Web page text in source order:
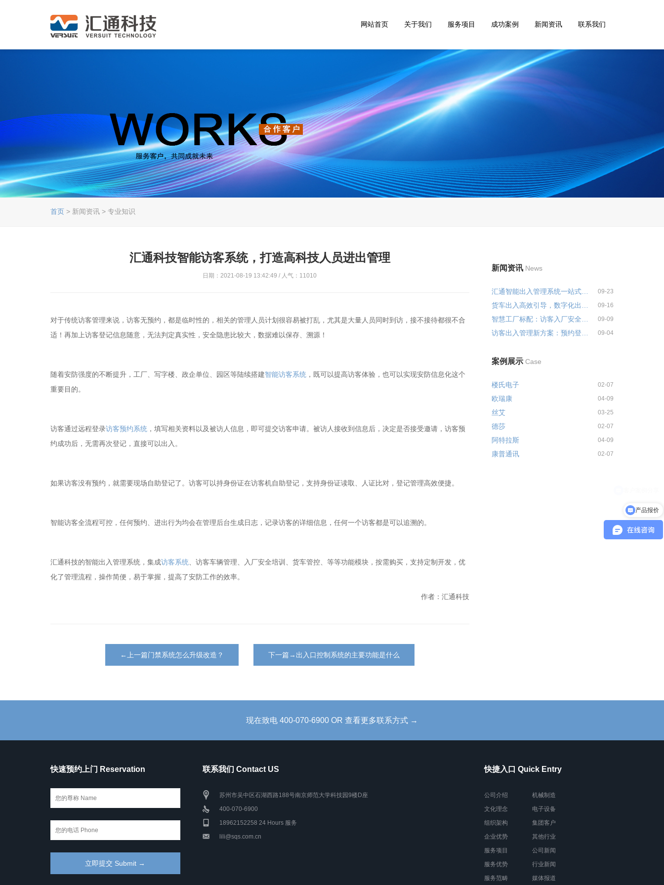
网站首页 关于我们 服务项目 成功案例 新闻资讯 联系我们
首页 > 新闻资讯 > 专业知识
汇通科技智能访客系统，打造高科技人员进出管理
日期：2021-08-19 13:42:49 / 人气：11010
对于传统访客管理来说，访客无预约，都是临时性的，相关的管理人员计划很容易被打乱，尤其是大量人员同时到访，接不接待都很不合
适！再加上访客登记信息随意，无法判定真实性，安全隐患比较大，数据难以保存、溯源！
随着安防强度的不断提升，工厂、写字楼、政企单位、园区等陆续搭建智能访客系统 ，既可以提高访客体验，也可以实现安防信息化这个
重要目的。
访客通过远程登录访客预约系统 ，填写相关资料以及被访人信息，即可提交访客申请。被访人接收到信息后，决定是否接受邀请，访客预
约成功后，无需再次登记，直接可以出入。
如果访客没有预约，就需要现场自助登记了。访客可以持身份证在访客机自助登记，支持身份证读取、人证比对，登记管理高效便捷。
智能访客全流程可控，任何预约、进出行为均会在管理后台生成日志，记录访客的详细信息，任何一个访客都是可以追溯的。
汇通科技的智能出入管理系统，集成访客系统 、访客车辆管理、入厂安全培训、货车管控、等等功能模块，按需购买，支持定制开发，优
化了管理流程，操作简便，易于掌握，提高了安防工作的效率。
作者：汇通科技
←上一篇门禁系统怎么升级改造？ 下一篇→出入口控制系统的主要功能是什么
新闻资讯 News
汇通智能出入管理系统一站式解决... 09-23
09-16
09-09
09-04
案例展示 Case
楼氏电子 02-07
欧瑞康 04-09
丝艾 03-25
德莎 02-07
阿特拉斯 04-09
康普通讯 02-07
现在致电 400-070-6900 OR 查看更多联系方式 →
快速预约上门 Reservation 联系我们 Contact US
苏州市吴中区石湖西路188号南京师范大学科技园9楼D座
400-070-6900
18962152258 24 Hours 服务
lili@sqs.com.cn
快捷入口 Quick Entry
公司介绍
文化理念
组织架构
企业优势
服务项目
服务优势
服务范畴
机械制造
电子设备
集团客户
其他行业
公司新闻
行业新闻
媒体报道
产品报价